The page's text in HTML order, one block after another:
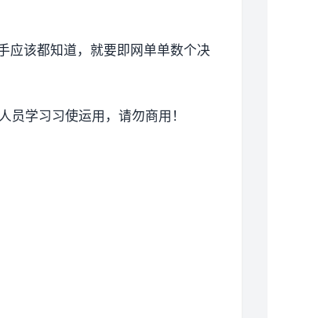
应该都知道，就要即网单单数个决
学习习使运用，请勿商用！